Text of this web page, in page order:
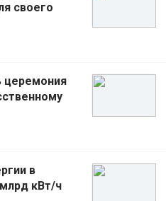
своего
церемония
в
кВт/ч